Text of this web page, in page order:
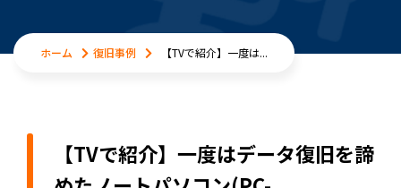
ホーム 復旧事例 【TVで紹介】一度は...
【TVで紹介】一度はデータ復旧を諦